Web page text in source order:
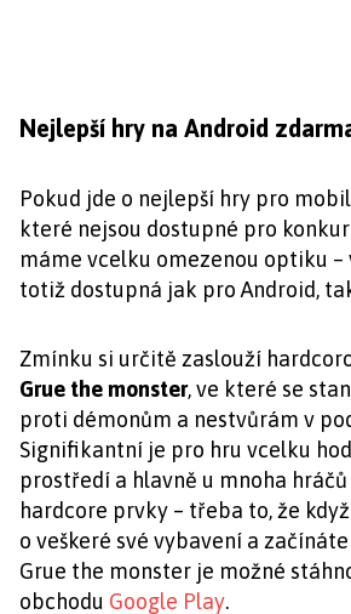
Nejlepší hry na Android
Pokud jde o nejlepší hry pro
které nejsou dostupné pro
máme vcelku omezenou optiku –
totiž dostupná jak pro Android,
Zmínku si určitě zaslouží
Grue the monster, ve které se
proti démonům a nestvůrám v
Signifikantní je pro hru vcelku
prostředí a hlavně u mnoha
hardcore prvky – třeba to, že
o veškeré své vybavení a
Grue the monster je možné
obchodu Google Play.